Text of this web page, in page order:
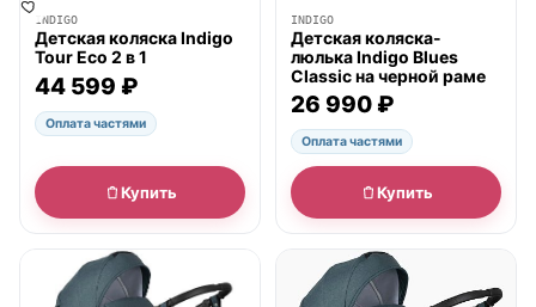
INDIGO
Детская коляска Indigo
Tour Eco 2 в 1
44 599 ₽
Оплата частями
Купить
INDIGO
Детская коляска-
люлька Indigo Blues
Classic на черной раме
26 990 ₽
Оплата частями
Купить
● в наличии ● в наличии